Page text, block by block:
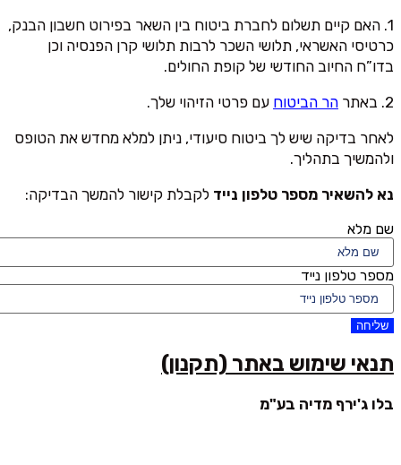
1. האם קיים תשלום לחברת ביטוח בין השאר בפירוט חשבון הבנק,
כרטיסי האשראי, תלושי השכר לרבות תלושי קרן הפנסיה וכן
בדו”ח החיוב החודשי של קופת החולים.
2. באתר
הר הביטוח עם פרטי הזיהוי שלך.
לאחר בדיקה שיש לך ביטוח סיעודי, ניתן למלא מחדש את הטופס
ולהמשיך בתהליך.
נא להשאיר מספר טלפון נייד לקבלת קישור להמשך הבדיקה:
שם מלא
מספר טלפון נייד
שליחה
תנאי שימוש באתר (תקנון)
בלו ג'ירף מדיה בע"מ